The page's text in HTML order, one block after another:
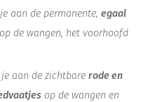
aan de permanente, egaal
de wangen, het voorhoofd
aan de zichtbare rode en
op de wangen en